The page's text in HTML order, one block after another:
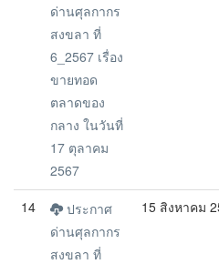
ด่านศุลกากร
สงขลา ที่
6_2567 เรื่อง
ขายทอด
ตลาดของ
กลาง ในวันที่
17 ตุลาคม
2567
14
ประกาศ
ด่านศุลกากร
สงขลา ที่
15 สิงหาคม